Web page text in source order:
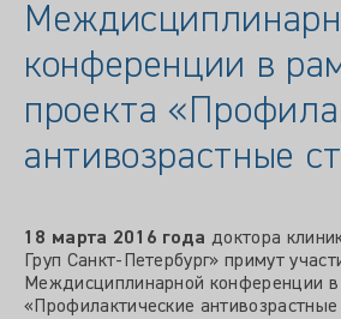
конференции в
проекта
антивозрастные
18 марта 2016 года доктора
Груп Санкт-Петербург» примут
Междисциплинарной конференции в
«Профилактические